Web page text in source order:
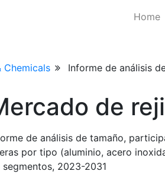
Home
Chemicals Informe de análisis
de
de análisis de tamaño,
por tipo (aluminio, acero
segmentos, 2023-2031